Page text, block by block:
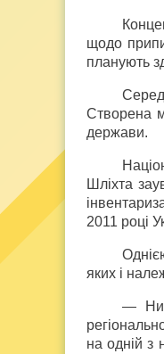
щодо
планують
Створена
держави.
Шліхта
2011 році
яких і
—
на одній з